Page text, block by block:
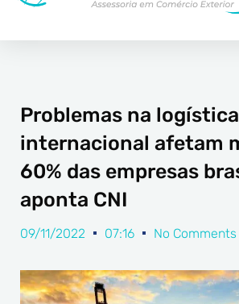
Problemas na logística
internacional afetam
60% das empresas
aponta CNI
09/11/2022 07:16 No Comments